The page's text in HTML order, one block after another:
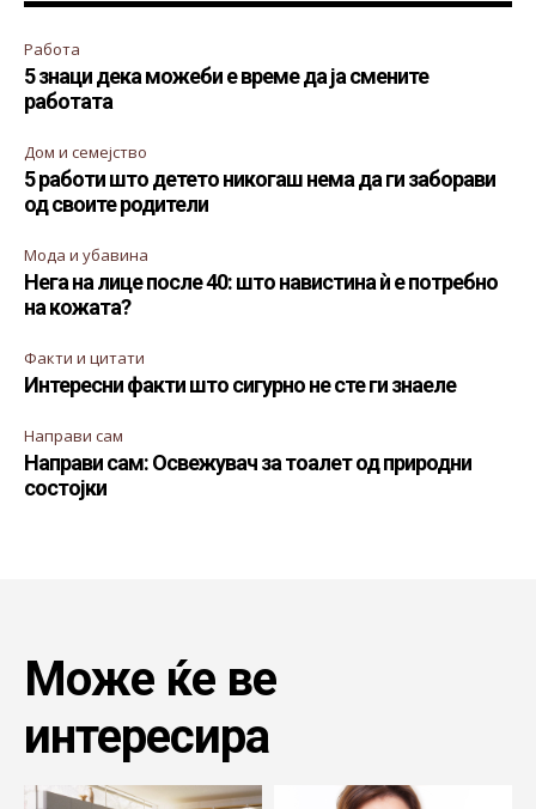
Работа
5 знаци дека можеби е време да ја смените
работата
Дом и семејство
5 работи што детето никогаш нема да ги заборави
од своите родители
Мода и убавина
Нега на лице после 40: што навистина ѝ е потребно
на кожата?
Факти и цитати
Интересни факти што сигурно не сте ги знаеле
Направи сам
Направи сам: Освежувач за тоалет од природни
состојки
Може ќе ве
интересира